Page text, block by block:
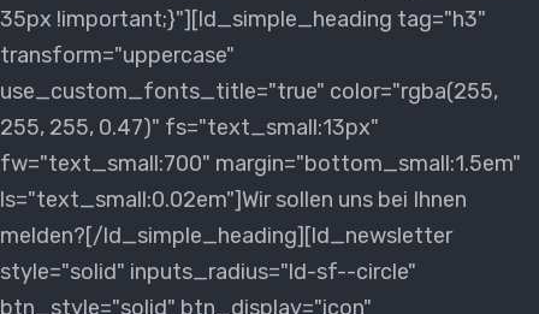
35px !important;}"][ld_simple_heading tag="h3"
transform="uppercase"
use_custom_fonts_title="true" color="rgba(255,
255, 255, 0.47)" fs="text_small:13px"
fw="text_small:700" margin="bottom_small:1.5em"
ls="text_small:0.02em"]Wir sollen uns bei Ihnen
melden?[/ld_simple_heading][ld_newsletter
style="solid" inputs_radius="ld-sf--circle"
btn_style="solid" btn_display="icon"